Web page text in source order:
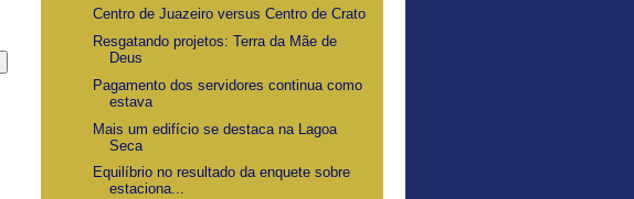
Centro de Juazeiro versus Centro de Crato
Resgatando projetos: Terra da Mãe de
Deus
Pagamento dos servidores continua como
estava
Mais um edifício se destaca na Lagoa
Seca
Equilíbrio no resultado da enquete sobre
estaciona...